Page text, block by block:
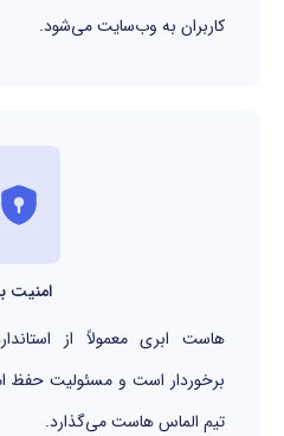
کاربران به وب‌سایت می‌شود.
امنیت
هاست ابری معمولاً از
برخوردار است و مسئولیت حفظ
تیم الماس هاست می‌گذارد.